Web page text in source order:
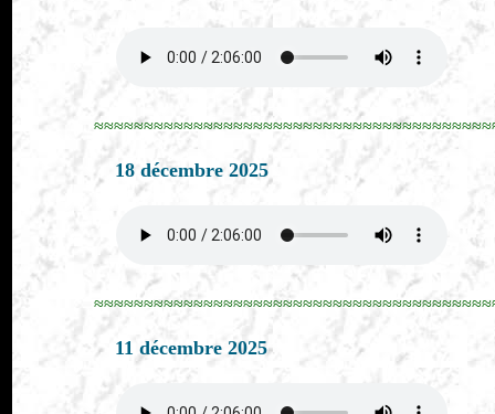
18 décembre 2025
11 décembre 2025